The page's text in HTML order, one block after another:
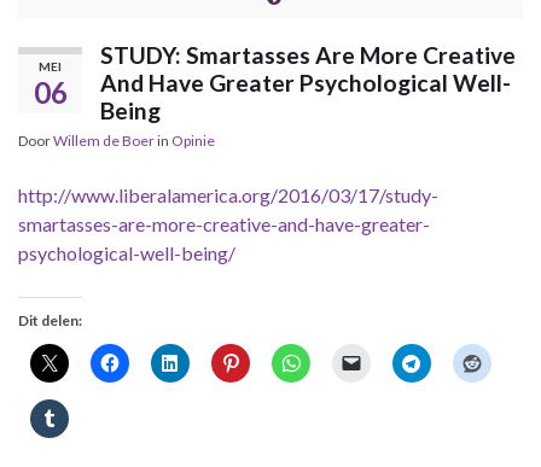
MEI
06
STUDY: Smartasses Are More Creative
And Have Greater Psychological Well-
Being
DoorWillem de Boerin Opinie
http://www.liberalamerica.org/2016/03/17/study-
smartasses-are-more-creative-and-have-greater-
psychological-well-being/
Dit delen: